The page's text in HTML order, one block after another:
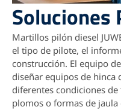
Soluciones
Martillos pilón diesel
el tipo de pilote, el
construcción. El equipo
diseñar equipos de hinca
diferentes condiciones
plomos o formas de jaula